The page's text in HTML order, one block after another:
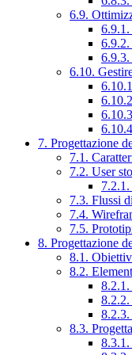
6.9.
6.9.3.
6.10.
7. Progettazione
7.1.
7.2. User
7.3. Flussi
7.4.
7.5.
8. Progettazione
8.1.
8.2.
8.3.